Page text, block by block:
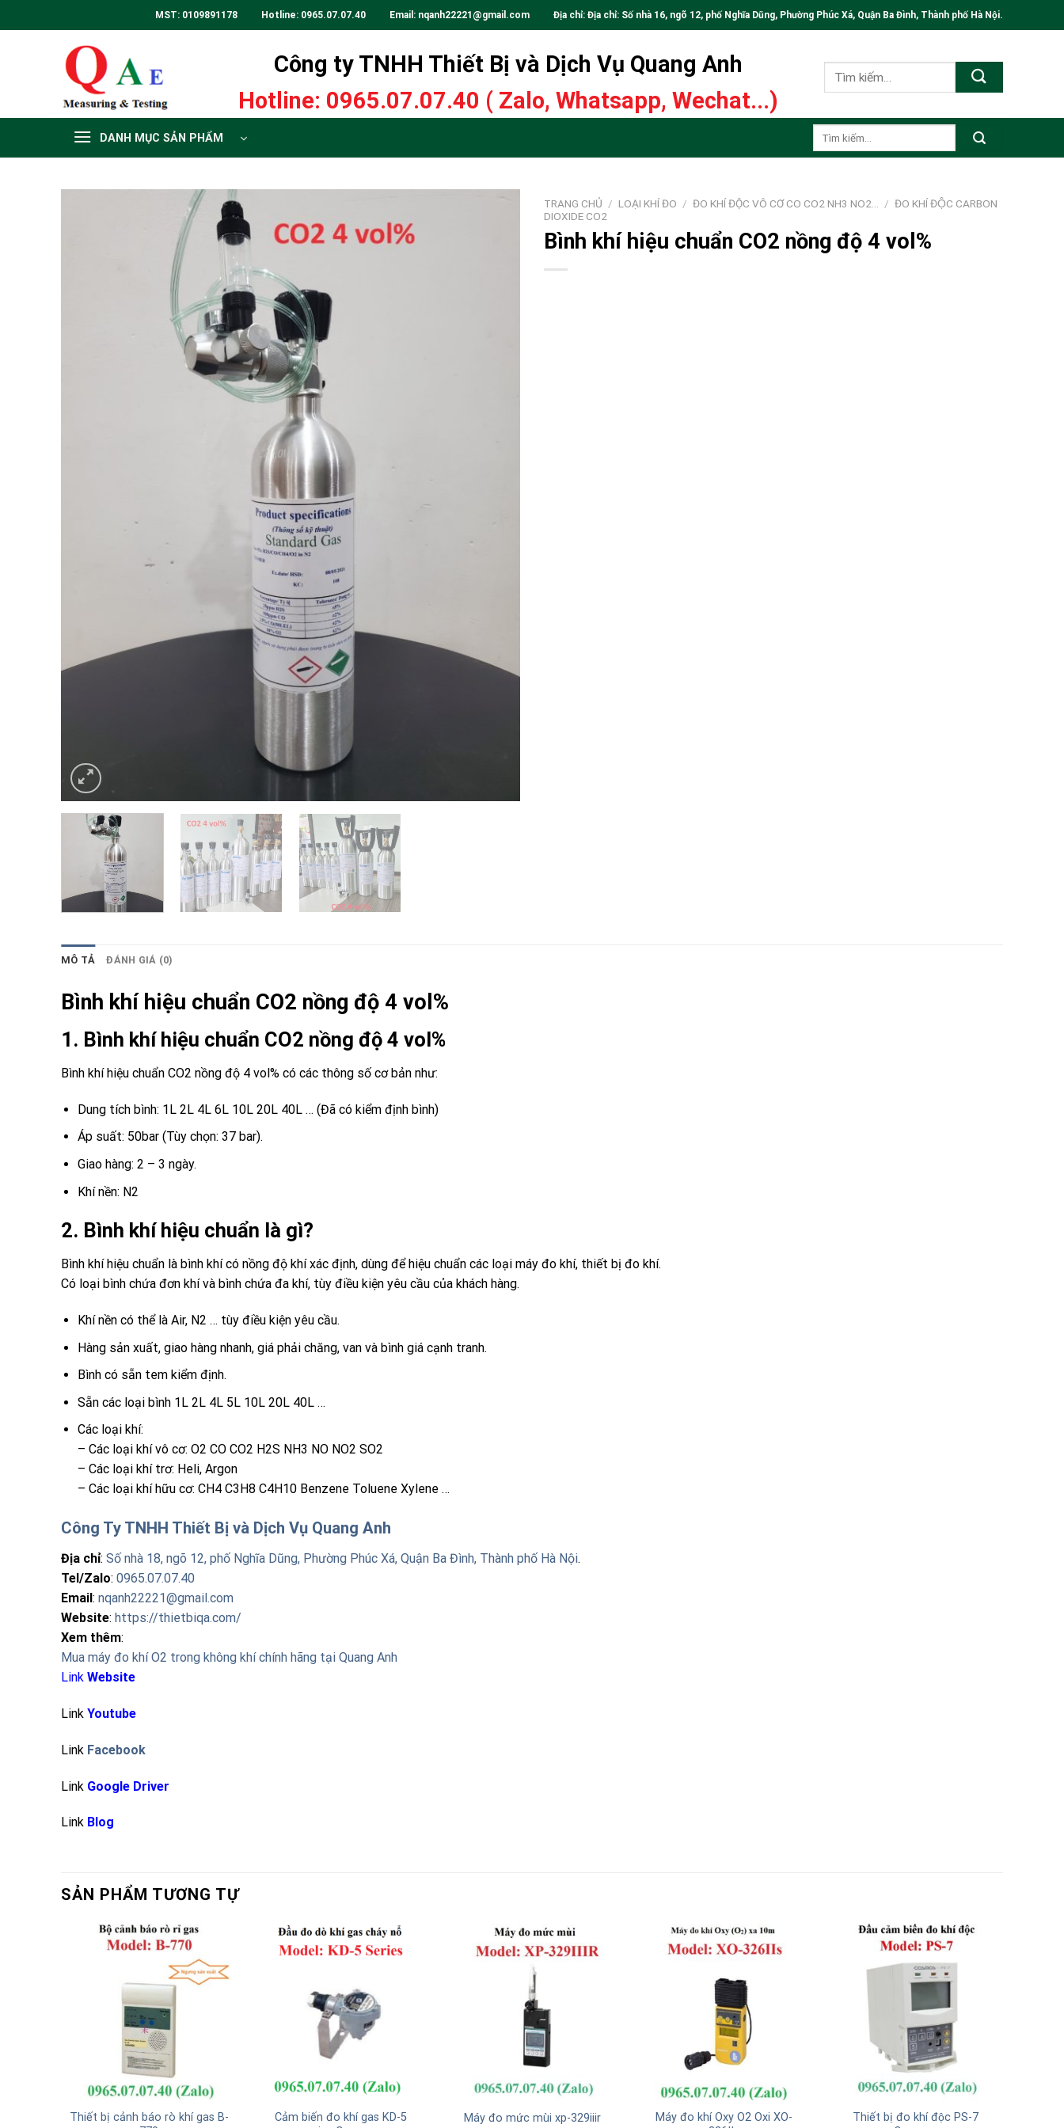
to
MST: 0109891178 Hotline: 0965.07.07.40 Email: nqanh22221@gmail.com Địa chỉ: Địa chỉ: Số nhà 16, ngõ 12, phố Nghĩa Dũng, Phường Phúc Xá, Quận Ba Đình, Thành phố Hà Nội.
Công ty TNHH Thiết Bị và Dịch Vụ Quang Anh
Hotline: 0965.07.07.40 ( Zalo, Whatsapp, Wechat...)
Tìm
DANH MỤC SẢN PHẨM
TRANG CHỦ / LOẠI KHÍ ĐO / ĐO KHÍ ĐỘC VÔ CƠ CO CO2 NH3 NO2… / ĐO KHÍ ĐỘC CARBON
DIOXIDE CO2
Bình khí hiệu chuẩn CO2 nồng độ 4 vol%
MÔ TẢ ĐÁNH GIÁ (0)
Bình khí hiệu chuẩn CO2 nồng độ 4 vol%
1. Bình khí hiệu chuẩn CO2 nồng độ 4 vol%
Bình khí hiệu chuẩn CO2 nồng độ 4 vol% có các thông số cơ bản như:
Dung tích bình: 1L 2L 4L 6L 10L 20L 40L … (Đã có kiểm định bình)
Áp suất: 50bar (Tùy chọn: 37 bar).
Giao hàng: 2 – 3 ngày.
Khí nền: N2
2. Bình khí hiệu chuẩn là gì?
Bình khí hiệu chuẩn là bình khí có nồng độ khí xác định, dùng để hiệu chuẩn các loại máy đo khí, thiết bị đo khí.
Có loại bình chứa đơn khí và bình chứa đa khí, tùy điều kiện yêu cầu của khách hàng.
Khí nền có thể là Air, N2 … tùy điều kiện yêu cầu.
Hàng sản xuất, giao hàng nhanh, giá phải chăng, van và bình giá cạnh tranh.
Bình có sẵn tem kiểm định.
Sẵn các loại bình 1L 2L 4L 5L 10L 20L 40L …
Các loại khí:
– Các loại khí vô cơ: O2 CO CO2 H2S NH3 NO NO2 SO2
– Các loại khí trơ: Heli, Argon
– Các loại khí hữu cơ: CH4 C3H8 C4H10 Benzene Toluene Xylene …
Công Ty TNHH Thiết Bị và Dịch Vụ Quang Anh
Địa chỉ: Số nhà 18, ngõ 12, phố Nghĩa Dũng, Phường Phúc Xá, Quận Ba Đình, Thành phố Hà Nội.
Tel/Zalo: 0965.07.07.40
Email : nqanh22221@gmail.com
Website: https://thietbiqa.com/
Xem thêm:
Mua máy đo khí O2 trong không khí chính hãng tại Quang Anh
Link Website
Link Youtube
Link Facebook
Link Google Driver
Link Blog
SẢN PHẨM TƯƠNG TỰ
Thiết bị cảnh báo rò khí gas B-
Cảm biến đo khí gas KD-5
Máy đo mức mùi xp-329iiir
Máy đo khí Oxy O2 Oxi XO-
Thiết bị đo khí độc PS-7